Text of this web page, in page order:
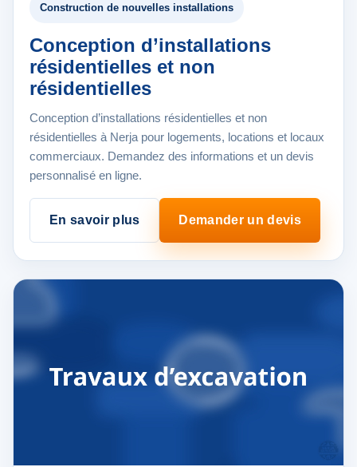
Construction de nouvelles installations
Conception d’installations
résidentielles et non
résidentielles
Conception d’installations résidentielles et non
résidentielles à Nerja pour logements, locations et locaux
commerciaux. Demandez des informations et un devis
personnalisé en ligne.
En savoir plus Demander un devis